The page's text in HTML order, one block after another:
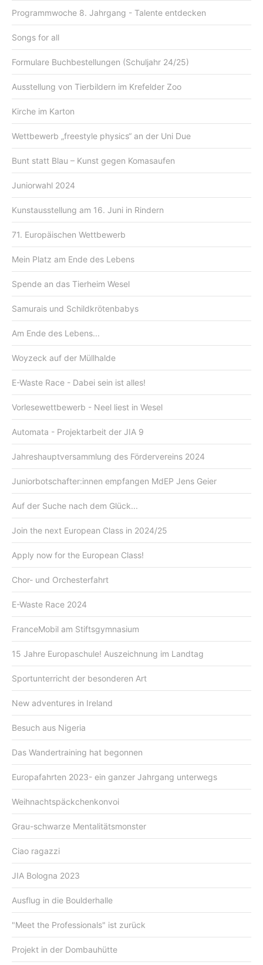
Programmwoche 8. Jahrgang - Talente entdecken
Songs for all
Formulare Buchbestellungen (Schuljahr 24/25)
Ausstellung von Tierbildern im Krefelder Zoo
Kirche im Karton
Wettbewerb „freestyle physics“ an der Uni Due
Bunt statt Blau – Kunst gegen Komasaufen
Juniorwahl 2024
Kunstausstellung am 16. Juni in Rindern
71. Europäischen Wettbewerb
Mein Platz am Ende des Lebens
Spende an das Tierheim Wesel
Samurais und Schildkrötenbabys
Am Ende des Lebens...
Woyzeck auf der Müllhalde
E-Waste Race - Dabei sein ist alles!
Vorlesewettbewerb - Neel liest in Wesel
Automata - Projektarbeit der JIA 9
Jahreshauptversammlung des Fördervereins 2024
Juniorbotschafter:innen empfangen MdEP Jens Geier
Auf der Suche nach dem Glück...
Join the next European Class in 2024/25
Apply now for the European Class!
Chor- und Orchesterfahrt
E-Waste Race 2024
FranceMobil am Stiftsgymnasium
15 Jahre Europaschule! Auszeichnung im Landtag
Sportunterricht der besonderen Art
New adventures in Ireland
Besuch aus Nigeria
Das Wandertraining hat begonnen
Europafahrten 2023- ein ganzer Jahrgang unterwegs
Weihnachtspäckchenkonvoi
Grau-schwarze Mentalitätsmonster
Ciao ragazzi
JIA Bologna 2023
Ausflug in die Boulderhalle
"Meet the Professionals" ist zurück
Projekt in der Dombauhütte